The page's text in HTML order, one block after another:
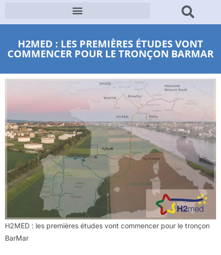
H2MED : LES PREMIÈRES ÉTUDES VONT
COMMENCER POUR LE TRONÇON BARMAR
H2MED : les premières études vont commencer pour le tronçon
BarMar